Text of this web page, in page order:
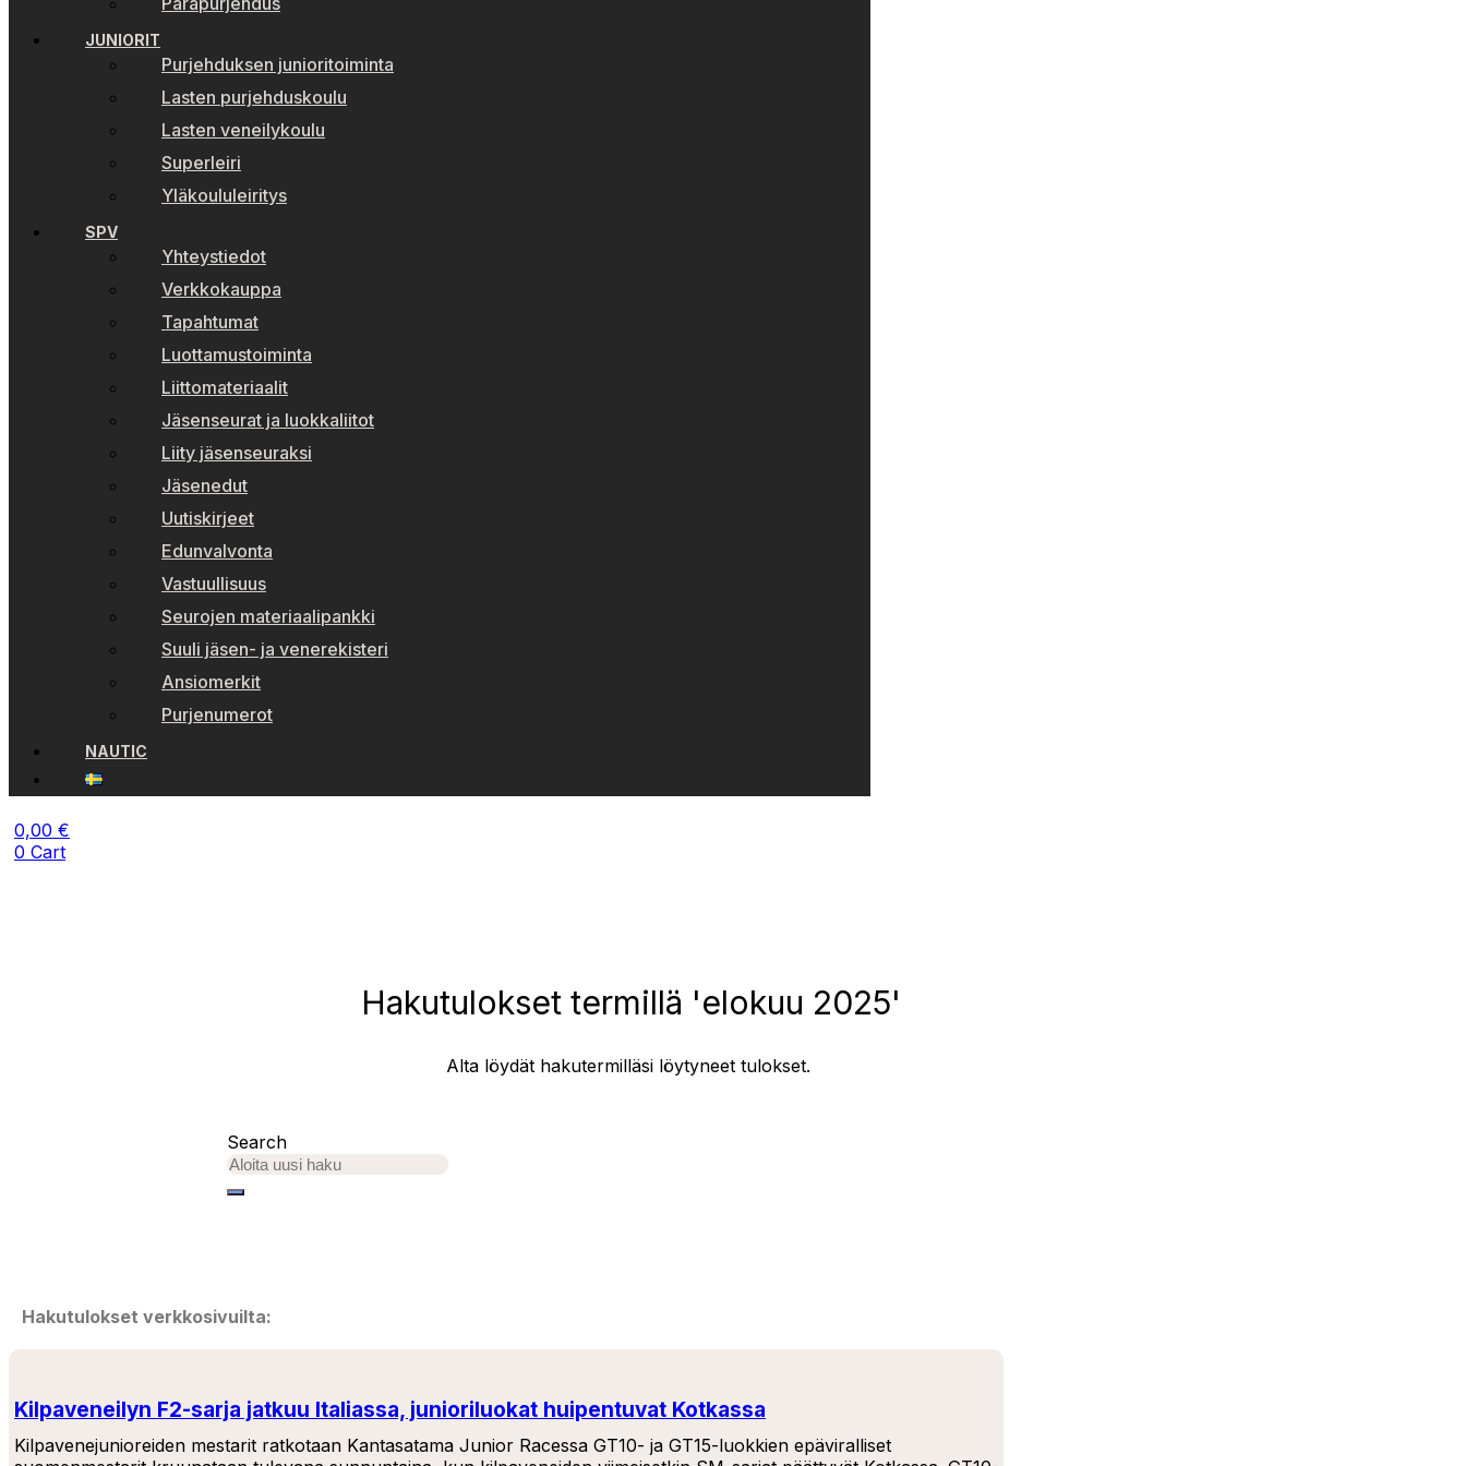
JUNIORIT
Purjehduksen junioritoiminta
Lasten purjehduskoulu
Lasten veneilykoulu
Superleiri
Yläkoululeiritys
SPV
Yhteystiedot
Verkkokauppa
Tapahtumat
Luottamustoiminta
Liittomateriaalit
Jäsenseurat ja luokkaliitot
Liity jäsenseuraksi
Jäsenedut
Uutiskirjeet
Edunvalvonta
Vastuullisuus
Seurojen materiaalipankki
Suuli jäsen- ja venerekisteri
Ansiomerkit
Purjenumerot
NAUTIC
0,00 €
0 Cart
Hakutulokset termillä 'elokuu 2025'
Alta löydät hakutermilläsi löytyneet tulokset.
Search
Hakutulokset verkkosivuilta:
Kilpaveneilyn F2-sarja jatkuu Italiassa, junioriluokat huipentuvat Kotkassa
Kilpavenejunioreiden mestarit ratkotaan Kantasatama Junior Racessa GT10- ja GT15-luokkien epäviralliset